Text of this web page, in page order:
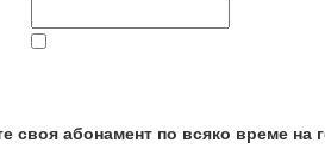
своя абонамент по всяко време на